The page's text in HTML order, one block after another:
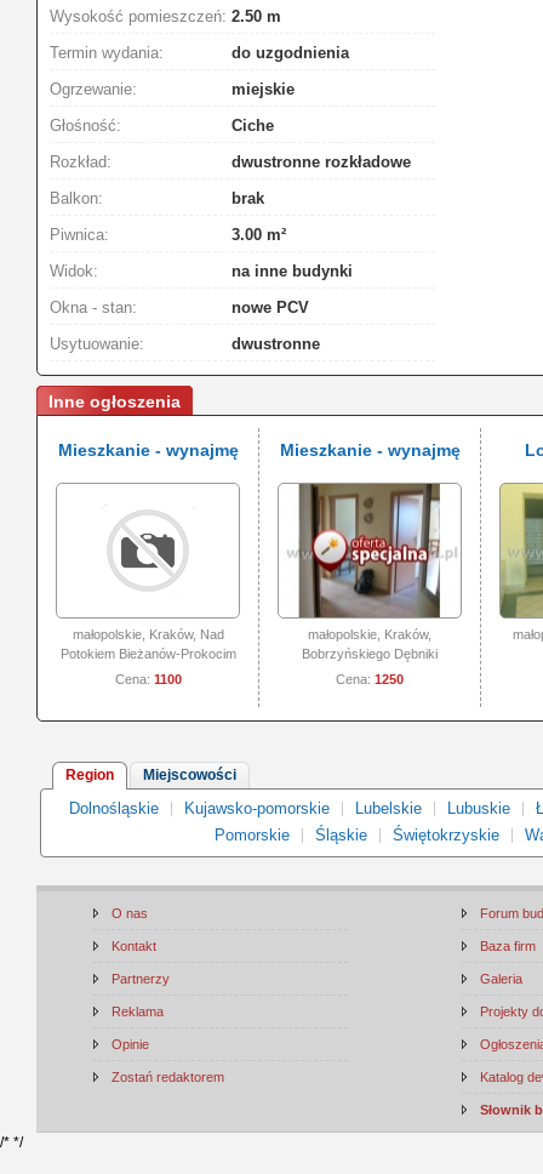
Wysokość pomieszczeń: 2.50 m
Termin wydania:
do uzgodnienia
Ogrzewanie:
miejskie
Głośność:
Ciche
Rozkład:
dwustronne rozkładowe
Balkon:
brak
Piwnica:
3.00 m²
Widok:
na inne budynki
Okna - stan:
nowe PCV
Usytuowanie:
dwustronne
Inne ogłoszenia
Mieszkanie - wynajmę
małopolskie, Kraków, Nad
Potokiem Bieżanów-Prokocim
Cena: 1100
Mieszkanie - wynajmę
małopolskie, Kraków,
Bobrzyńskiego Dębniki
Cena: 1250
Region Miejscowości
Dolnośląskie Kujawsko-pomorskie Lubelskie Lubuskie
Pomorskie
Śląskie Świętokrzyskie
O nas
Kontakt
Partnerzy
Reklama
Opinie
Zostań redaktorem
Forum
Baza firm
Galeria
Projekty
Katalog
Słownik
/* */